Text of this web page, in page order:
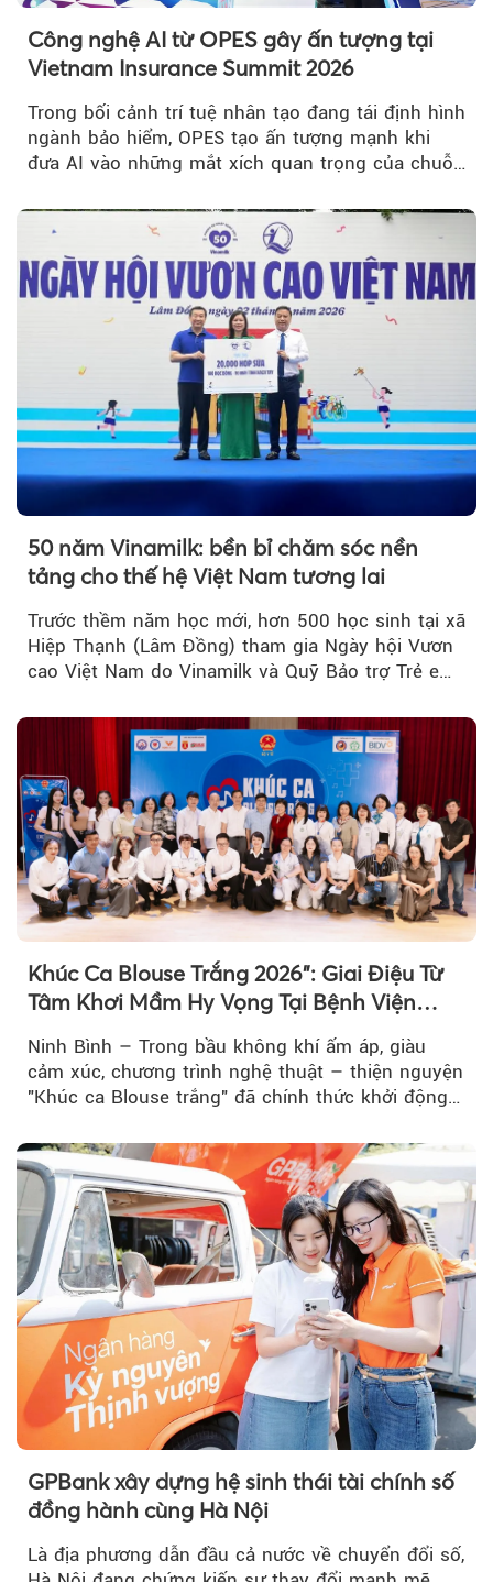
Công nghệ AI từ OPES gây ấn tượng tại
Vietnam Insurance Summit 2026
Trong bối cảnh trí tuệ nhân tạo đang tái định hình
ngành bảo hiểm, OPES tạo ấn tượng mạnh khi
đưa AI vào những mắt xích quan trọng của chuỗi
50 năm Vinamilk: bền bỉ chăm sóc nền
tảng cho thế hệ Việt Nam tương lai
Trước thềm năm học mới, hơn 500 học sinh tại xã
Hiệp Thạnh (Lâm Đồng) tham gia Ngày hội Vươn
cao Việt Nam do Vinamilk và Quỹ Bảo trợ Trẻ em
Khúc Ca Blouse Trắng 2026": Giai Điệu Từ
Tâm Khơi Mầm Hy Vọng Tại Bệnh Viện
Bạch Mai Cơ Sở Ninh Bình
Ninh Bình – Trong bầu không khí ấm áp, giàu
cảm xúc, chương trình nghệ thuật – thiện nguyện
"Khúc ca Blouse trắng" đã chính thức khởi động
GPBank xây dựng hệ sinh thái tài chính số
đồng hành cùng Hà Nội
Là địa phương dẫn đầu cả nước về chuyển đổi số,